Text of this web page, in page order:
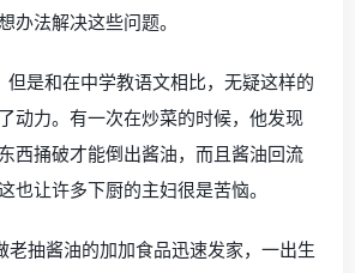
办法解决这些问题。
但是和在中学教语文相比，无疑这样的
动力。有一次在炒菜的时候，他发现
西捅破才能倒出酱油，而且酱油回流
也让许多下厨的主妇很是苦恼。
老抽酱油的加加食品迅速发家，一出生